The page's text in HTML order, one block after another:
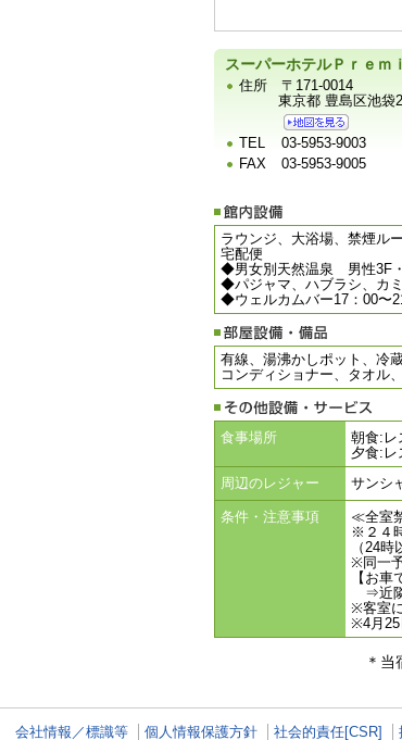
スーパーホテルＰｒｅｍ
住所
〒171-0014
東京都 豊島区池袋
TEL
03-5953-9003
FAX
03-5953-9005
ラウンジ、大浴場、禁煙ル
宅配便
◆男女別天然温泉 男性3F・
◆パジャマ、ハブラシ、カ
◆ウェルカムバー17：00〜
有線、湯沸かしポット、冷
コンディショナー、タオル
食事場所
朝食:レ
夕食:レ
周辺のレジャー
サンシ
条件・注意事項
≪全室
※２４
（24
※同一
【お
⇒近隣
※客室
※4月25
＊
会社情報／標識等 個人情報保護方針 社会的責任[CSR]